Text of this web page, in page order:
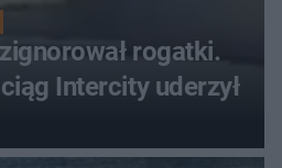
rogatki.
Intercity uderzył